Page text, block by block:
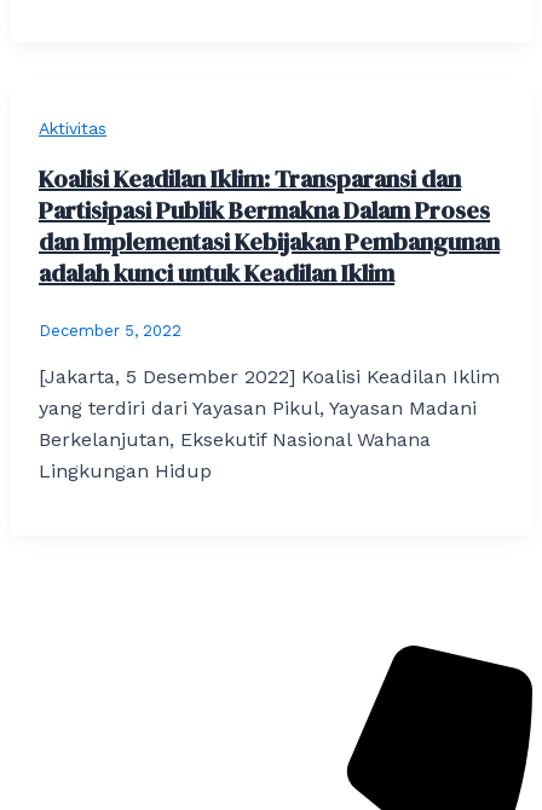
Aktivitas
Koalisi Keadilan Iklim: Transparansi dan
Partisipasi Publik Bermakna Dalam Proses
dan Implementasi Kebijakan Pembangunan
adalah kunci untuk Keadilan Iklim
December 5, 2022
[Jakarta, 5 Desember 2022] Koalisi Keadilan Iklim
yang terdiri dari Yayasan Pikul, Yayasan Madani
Berkelanjutan, Eksekutif Nasional Wahana
Lingkungan Hidup